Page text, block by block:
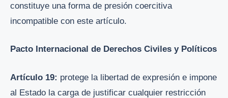
constituye una forma de presión coercitiva
incompatible con este artículo.
Pacto Internacional de Derechos Civiles y Políticos
Artículo 19: protege la libertad de expresión e impone
al Estado la carga de justificar cualquier restricción